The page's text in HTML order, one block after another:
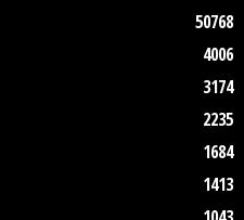
50768
4006
3174
2235
1684
1413